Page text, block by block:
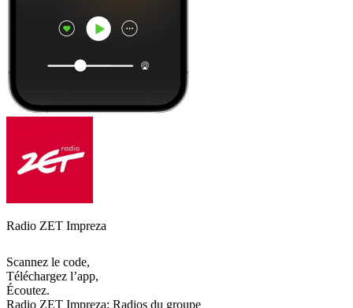
Radio ZET Impreza
Scannez le code,
Téléchargez l’app,
Écoutez.
Radio ZET Impreza: Radios du groupe